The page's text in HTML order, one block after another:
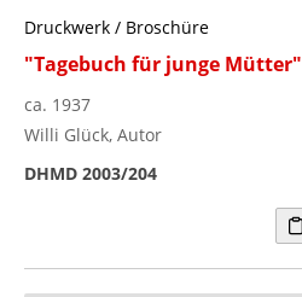
Druckwerk / Broschüre
"Tagebuch für junge Mütter"
ca. 1937
Willi Glück, Autor
DHMD 2003/204